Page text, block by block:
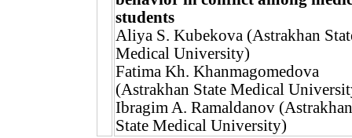
students
Aliya S. Kubekova (Astrakhan
Medical University)
Fatima Kh. Khanmagomedova
(Astrakhan State Medical
Ibragim A. Ramaldanov (Astrakhan
State Medical University)